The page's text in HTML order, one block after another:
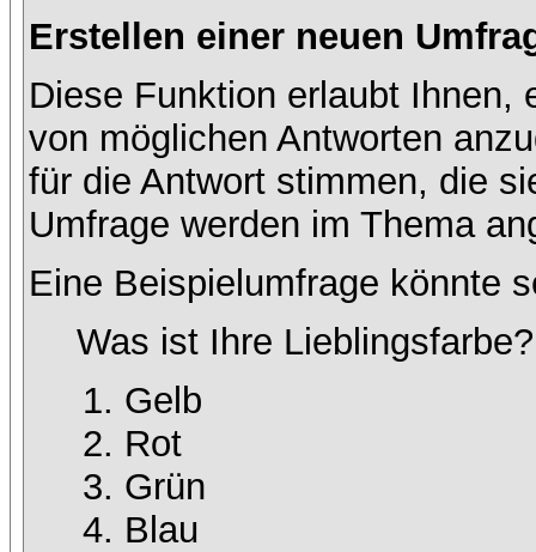
Erstellen einer neuen
Diese Funktion erlaubt Ihnen,
von möglichen Antworten
für die Antwort stimmen, die
Umfrage werden im Thema
Eine Beispielumfrage könnte
Was ist Ihre Lieblingsfarbe?
Gelb
Rot
Grün
Blau